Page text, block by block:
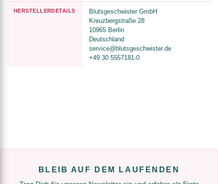
HERSTELLERDETAILS
Blutsgeschwister GmbH
Kreuzbergstraße 28
10965 Berlin
Deutschland
service@blutsgeschwister.de
+49 30 5557181-0
BLEIB AUF DEM LAUFENDEN